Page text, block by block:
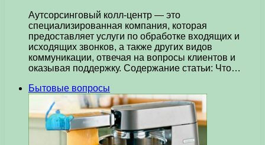
Аутсорсинговый колл-центр — это
специализированная компания, которая
предоставляет услуги по обработке входящих и
исходящих звонков, а также других видов
коммуникации, отвечая на вопросы клиентов и
оказывая поддержку. Содержание статьи: Что…
Бытовые вопросы